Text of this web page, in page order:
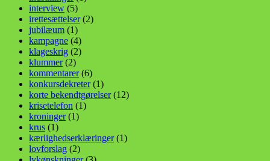
interview (5)
irettesættelser(2)
jubilæum (1)
kampagne (4)
klageskrig (2)
klummer(2)
kommentarer(6)
konkursdekreter(1)
korte bekendtgørelser(12)
krisetelefon (1)
kroninger(1)
krus (1)
kærlighedserklæringer(1)
lovforslag (2)